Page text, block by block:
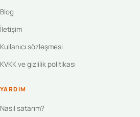
Blog
İletişim
Kullanıcı sözleşmesi
KVKK ve gizlilik politikası
YARDIM
Nasıl satarım?